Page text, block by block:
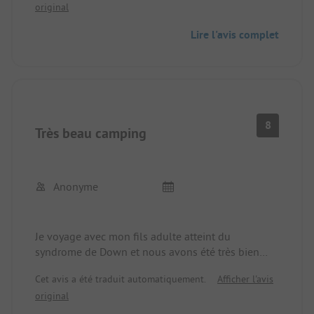
pas de télévision malgré l'annonce, terrasse en
original
Lire l'avis complet
Très beau camping 8
Anonyme
Je voyage avec mon fils adulte atteint du
syndrome de Down et nous avons été très bien
Au restaurant, malgré la réservation d'une table à
l'avant, nous avons été placés à l'arrière.
Cet avis a été traduit automatiquement.
Afficher l'avis
original